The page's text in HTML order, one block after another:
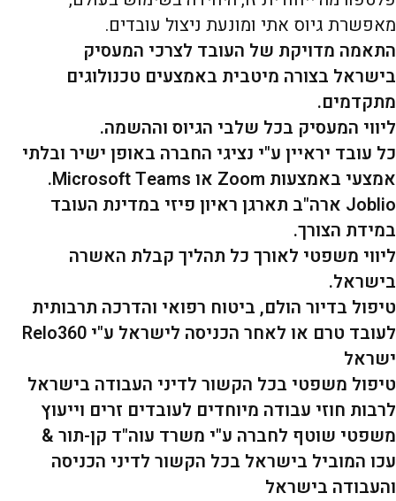
מאפשרת גיוס אתי ומונעת ניצול עובדים.
התאמה מדויקת של העובד לצרכי המעסיק
בישראל בצורה מיטבית באמצעים טכנולוגים
מתקדמים.
ליווי המעסיק בכל שלבי הגיוס וההשמה.
כל עובד יראיין ע"י נציגי החברה באופן ישיר ובלתי
אמצעי באמצעות Zoom או Microsoft Teams.
Joblio ארה"ב תארגן ראיון פיזי במדינת העובד
במידת הצורך.
ליווי משפטי לאורך כל תהליך קבלת האשרה
בישראל.
טיפול בדיור הולם, ביטוח רפואי והדרכה תרבותית
לעובד טרם או לאחר הכניסה לישראל ע"י Relo360
ישראל
טיפול משפטי בכל הקשור לדיני העבודה בישראל
לרבות חוזי עבודה מיוחדים לעובדים זרים וייעוץ
משפטי שוטף לחברה ע"י משרד עוה"ד קן-תור &
עכו המוביל בישראל בכל הקשור לדיני הכניסה
והעבודה בישראל